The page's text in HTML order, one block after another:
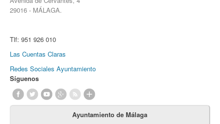
29016 - MÁLAGA.
Tlf: 951 926 010
Las Cuentas Claras
Redes Sociales Ayuntamiento
Síguenos
Ayuntamiento de Málaga